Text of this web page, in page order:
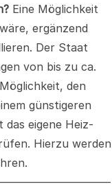
Eine Möglichkeit
ergänzend
Der Staat
von bis zu ca.
den
günstigeren
eigene Heiz-
Hierzu werden